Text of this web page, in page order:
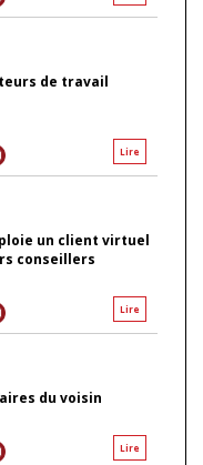
de travail
Lire
un client virtuel
conseillers
Lire
du voisin
Lire